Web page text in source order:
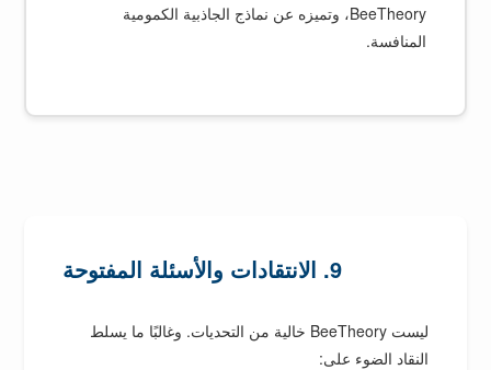
BeeTheory، وتميزه عن نماذج الجاذبية الكمومية
المنافسة.
9. الانتقادات والأسئلة المفتوحة
ليست BeeTheory خالية من التحديات. وغالبًا ما يسلط
النقاد الضوء على: